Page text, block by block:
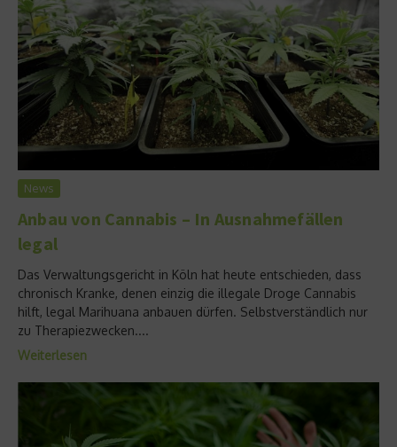
News
Anbau von Cannabis – In Ausnahmefällen
legal
Das Verwaltungsgericht in Köln hat heute entschieden, dass
chronisch Kranke, denen einzig die illegale Droge Cannabis
hilft, legal Marihuana anbauen dürfen. Selbstverständlich nur
zu Therapiezwecken....
Weiterlesen